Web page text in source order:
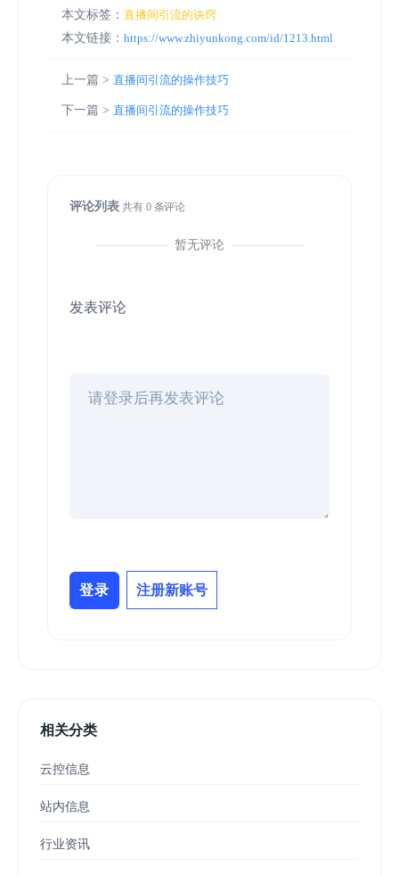
本文标签： 直播间引流的诀窍
本文链接： https://www.zhiyunkong.com/id/1213.html
上一篇 > 直播间引流的操作技巧
下一篇 > 直播间引流的操作技巧
评论列表共有 0条评论
暂无评论
发表评论
登录 注册新账号
相关分类
云控信息
站内信息
行业资讯